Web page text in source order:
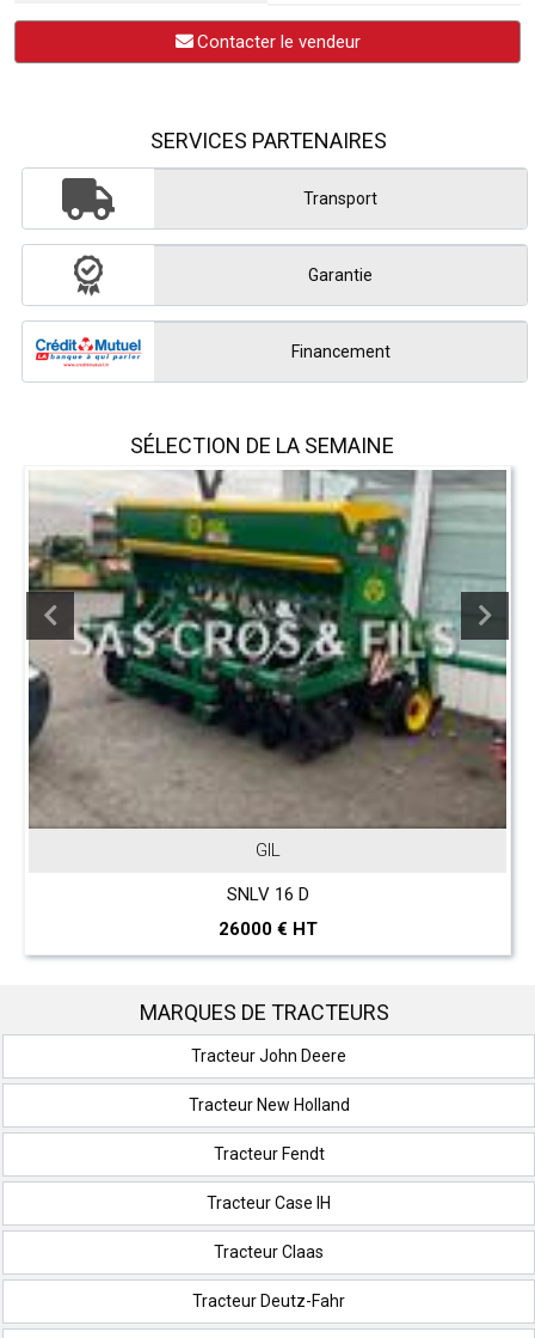
Contacter le vendeur
SERVICES PARTENAIRES
Transport
Garantie
Financement
SÉLECTION DE LA SEMAINE
SNLV 16 D
26000 € HT
MARQUES DE TRACTEURS
Tracteur John Deere
Tracteur New Holland
Tracteur Fendt
Tracteur Case IH
Tracteur Claas
Tracteur Deutz-Fahr